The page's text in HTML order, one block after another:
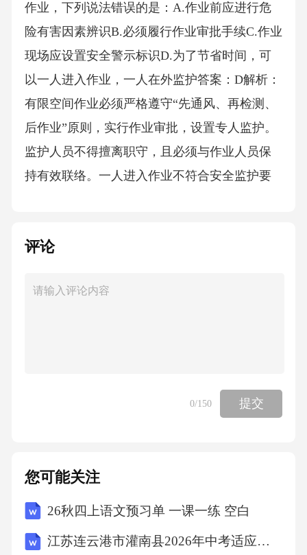
作业，下列说法错误的是：A.作业前应进行危
险有害因素辨识B.必须履行作业审批手续C.作业
现场应设置安全警示标识D.为了节省时间，可
以一人进入作业，一人在外监护答案：D解析：
有限空间作业必须严格遵守“先通风、再检测、
后作业”原则，实行作业审批，设置专人监护。
监护人员不得擅离职守，且必须与作业人员保
持有效联络。一人进入作业不符合安全监护要
市轨道交通、客运轮渡、火车事故伤害的，应
于工伤答案：B解析：《工伤保险条例》第十四
燃气体、蒸气或粉尘与空气混合后，遇火源会
发生爆炸的最高或最低浓度，称为：A.爆炸极
必须在一定的浓度范围内均匀混合，形成预混
气，遇着火源才会发生爆炸。这个浓度范围的
最低值叫爆炸下限，最高值叫爆炸上限。12.安
评论
0/150 提交
您可能关注
26秋四上语文预习单 一课一练 空白
江苏连云港市灌南县2026年中考适应性考试（二）八年级生物试题(文字版含答案)